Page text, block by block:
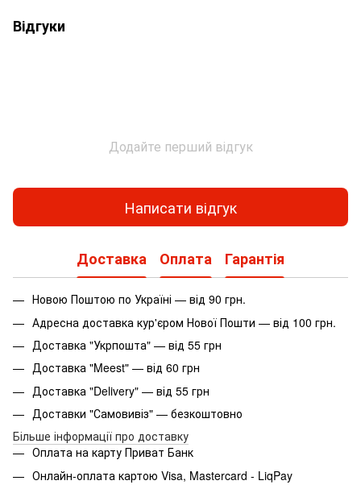
Відгуки
Додайте перший відгук
Написати відгук
Доставка Оплата Гарантія
Новою Поштою по Україні — від 90 грн.
Адресна доставка кур'єром Нової Пошти — від 100 грн.
Доставка "Укрпошта" — від 55 грн
Доставка "Meest" — від 60 грн
Доставка "Delivery" — від 55 грн
Доставки "Самовивіз" — безкоштовно
Більше інформації про доставку
Оплата на карту Приват Банк
Онлайн-оплата картою Visa, Mastercard - LiqPay